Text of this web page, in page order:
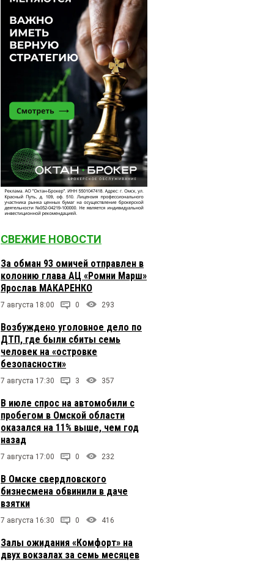
СВЕЖИЕ НОВОСТИ
За обман 93 омичей отправлен в
колонию глава АЦ «Ромни Марш»
Ярослав МАКАРЕНКО
7 августа 18:00 0 293
Возбуждено уголовное дело по
ДТП, где были сбиты семь
человек на «островке
безопасности»
7 августа 17:30 3 357
В июле спрос на автомобили с
пробегом в Омской области
оказался на 11% выше, чем год
назад
7 августа 17:00 0 232
В Омске свердловского
бизнесмена обвинили в даче
взятки
7 августа 16:30 0 416
Залы ожидания «Комфорт» на
двух вокзалах за семь месяцев